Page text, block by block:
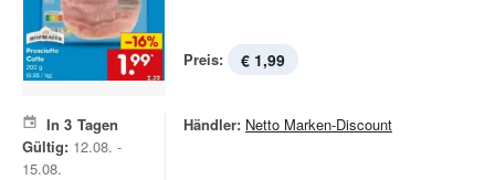
Preis: € 1,99
In 3 Tagen
Gültig: 12.08. -
15.08.
Händler: Netto Marken-Discount